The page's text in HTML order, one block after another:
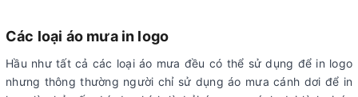
Các loại áo mưa in logo
Hầu như tất cả các loại áo mưa đều có thể sử dụng để in logo
nhưng thông thường người chỉ sử dụng áo mưa cánh dơi để in